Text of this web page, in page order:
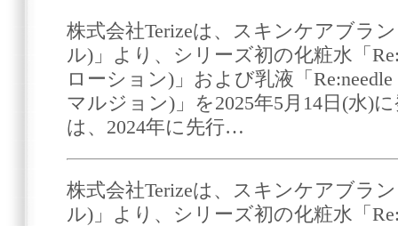
株式会社Terizeは、スキンケアブラ
ル)」より、シリーズ初の化粧水「
ローション)」および乳液「
マルジョン)」を2025年5月14日(水)
は、2024年に先行…
株式会社Terizeは、スキンケアブラ
ル)」より、シリーズ初の化粧水「